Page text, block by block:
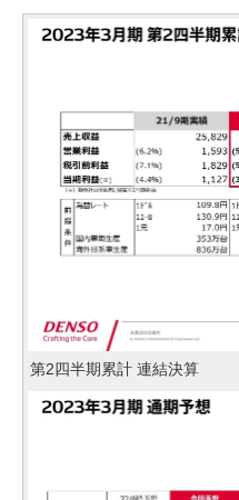
第2四半期累計 連結決算